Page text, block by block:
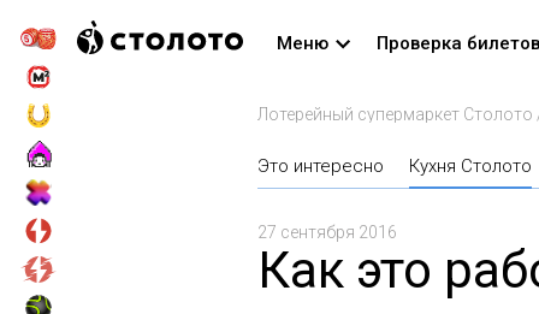
Меню Проверка билетов
Лотерейный супермаркет Столото
Это интересно Кухня Столото
27 сентября 2016
Как это